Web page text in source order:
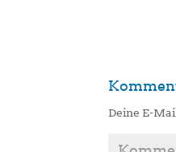
Deine E-